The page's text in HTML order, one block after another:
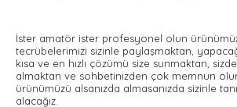
İster amatör ister profesyonel olun
tecrübelerimizi sizinle paylaşmaktan,
kısa ve en hızlı çözümü size sunmaktan,
almaktan ve sohbetinizden çok memnun
ürünümüzü alsanızda almasanızda sizinle
alacağız.